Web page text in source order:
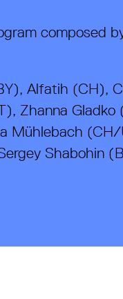
composed
Alfatih (CH),
Zhanna
Mühlebach
Shabohin